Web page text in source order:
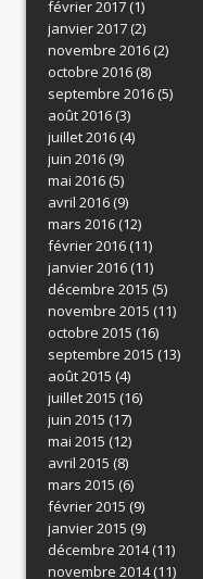
février 2017(1)
janvier 2017(2)
novembre 2016(2)
octobre 2016(8)
septembre 2016(5)
août 2016(3)
juillet 2016(4)
juin 2016(9)
mai 2016(5)
avril 2016(9)
mars 2016(12)
février 2016(11)
janvier 2016(11)
décembre 2015 (5)
novembre 2015 (11)
octobre 2015 (16)
septembre 2015 (13)
août 2015 (4)
juillet 2015 (16)
juin 2015 (17)
mai 2015 (12)
avril 2015 (8)
mars 2015 (6)
février 2015 (9)
janvier 2015 (9)
décembre 2014(11)
novembre 2014(11)